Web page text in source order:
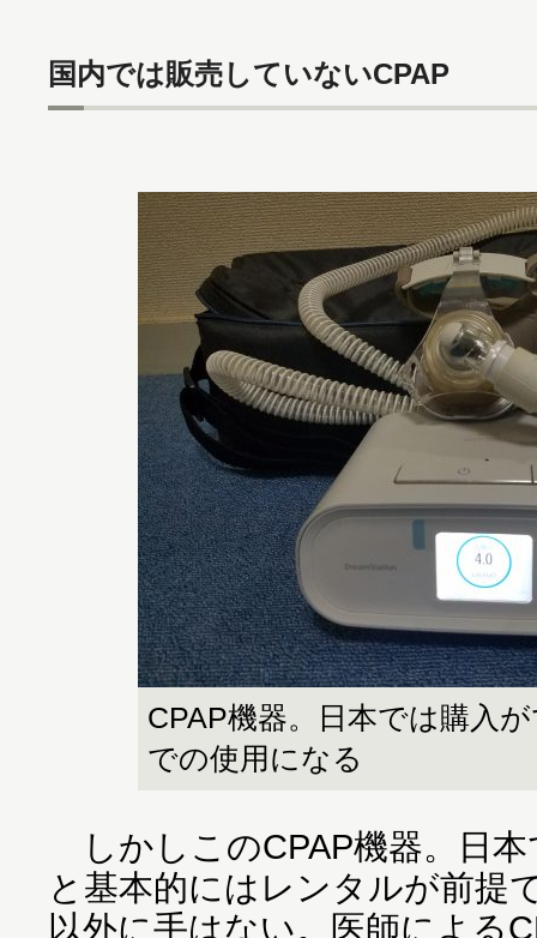
国内では販売していないCPAP
CPAP機器。日本では購入
での使用になる
しかしこのCPAP機器。日
と基本的にはレンタルが前提
以外に手はない。医師による